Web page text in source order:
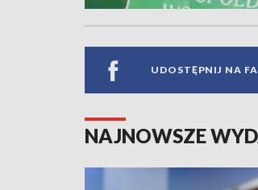
UDOSTĘPNIJ NA
NAJNOWSZE